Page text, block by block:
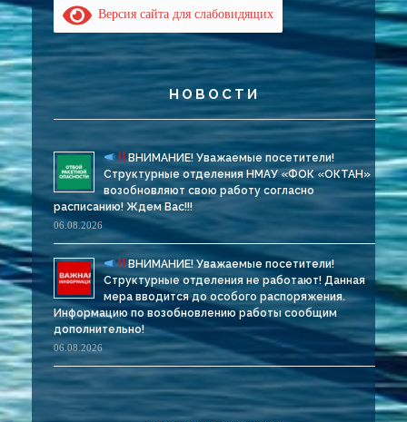
Версия сайта для слабовидящих
НОВОСТИ
ВНИМАНИЕ! Уважаемые посетители!
Структурные отделения НМАУ «ФОК «ОКТАН»
возобновляют свою работу согласно
расписанию! Ждем Вас!!!
06.08.2026
ВНИМАНИЕ! Уважаемые посетители!
Структурные отделения не работают! Данная
мера вводится до особого распоряжения.
Информацию по возобновлению работы сообщим
дополнительно!
06.08.2026